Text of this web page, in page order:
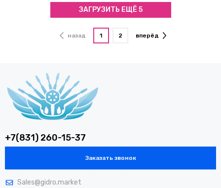
ЗАГРУЗИТЬ ЕЩЁ 5
назад 1 2 вперёд
+7(831) 260-15-37
Заказать звонок
Sales@gidro.market